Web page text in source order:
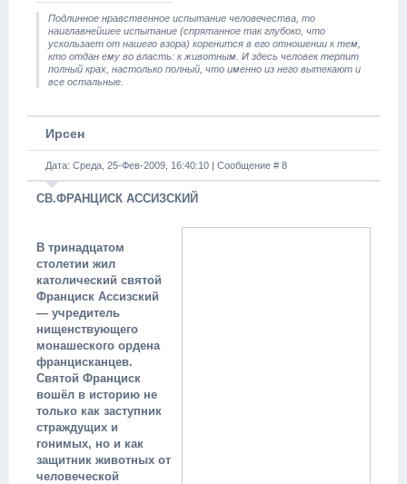
Подлинное нравственное испытание человечества, то
наиглавнейшее испытание (спрятанное так глубоко, что
ускользает от нашего взора) коренится в его отношении к тем,
кто отдан ему во власть: к животным. И здесь человек терпит
полный крах, настолько полный, что именно из него вытекают и
все остальные.
Ирсен
Дата: Среда, 25-Фев-2009, 16:40:10 | Сообщение # 8
СВ.ФРАНЦИСК АССИЗСКИЙ
В тринадцатом
столетии жил
католический святой
Франциск Ассизский
— учредитель
нищенствующего
монашеского ордена
францисканцев.
Святой Франциск
вошёл в историю не
только как заступник
страждущих и
гонимых, но и как
защитник животных от
человеческой